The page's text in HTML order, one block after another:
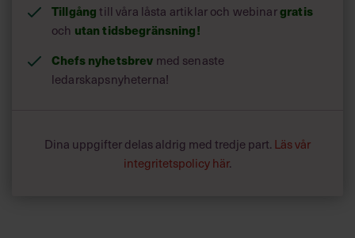
Tillgångtill våra låsta artiklar och webinargratis
och utan tidsbegränsning!
Chefs nyhetsbrev med senaste
ledarskapsnyheterna!
Dina uppgifter delas aldrig med tredje part. Läs vår
integritetspolicy här.